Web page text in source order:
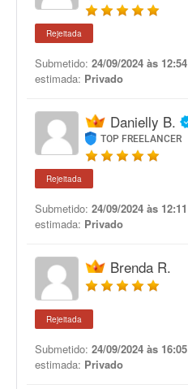
Rejeitada
Submetido: 24/09/2024 às 12:54
estimada: Privado
Danielly B.
TOP FREELANCER
Rejeitada
Submetido: 24/09/2024 às 12:11
estimada: Privado
Brenda R.
Rejeitada
Submetido: 24/09/2024 às 16:05
estimada: Privado